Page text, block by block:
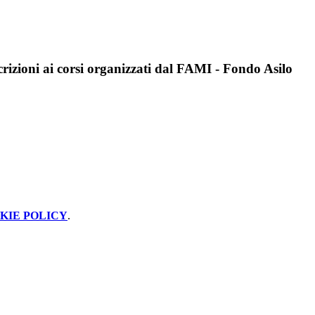
ai corsi organizzati dal FAMI - Fondo Asilo
POLICY.